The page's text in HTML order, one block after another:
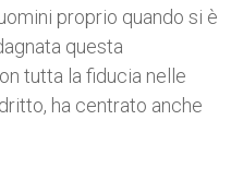
proprio quando si è
questa
tutta la fiducia nelle
ha centrato anche